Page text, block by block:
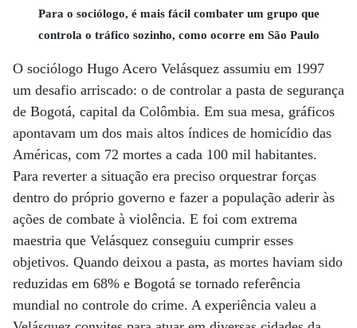
Para o sociólogo, é mais fácil combater um grupo que
controla o tráfico sozinho, como ocorre em São Paulo
O sociólogo Hugo Acero Velásquez assumiu em 1997
um desafio arriscado: o de controlar a pasta de segurança
de Bogotá, capital da Colômbia. Em sua mesa, gráficos
apontavam um dos mais altos índices de homicídio das
Américas, com 72 mortes a cada 100 mil habitantes.
Para reverter a situação era preciso orquestrar forças
dentro do próprio governo e fazer a população aderir às
ações de combate à violência. E foi com extrema
maestria que Velásquez conseguiu cumprir esses
objetivos. Quando deixou a pasta, as mortes haviam sido
reduzidas em 68% e Bogotá se tornado referência
mundial no controle do crime. A experiência valeu a